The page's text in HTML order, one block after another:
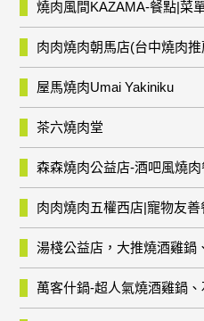
燒肉風間KAZAMA-餐點|菜
肉肉燒肉朝馬店(台中燒肉推
屋馬燒肉Umai Yakiniku
茶六燒肉堂
森森燒肉公益店-酒吧風燒
肉肉燒肉五權西店|寵物友
湯棧公益店，大推燒酒雞鍋
萬客什鍋-超人氣燒酒雞鍋